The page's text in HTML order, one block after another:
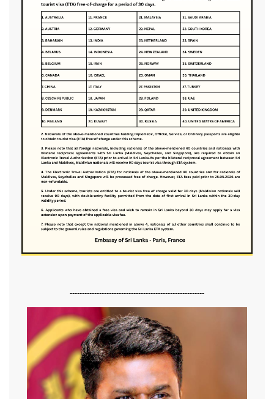
-------------------------------------------------------